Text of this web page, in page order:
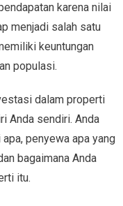
karena nilai
menjadi salah satu
keuntungan
populasi.
dalam properti
Anda sendiri. Anda
penyewa apa yang
bagaimana Anda
itu.